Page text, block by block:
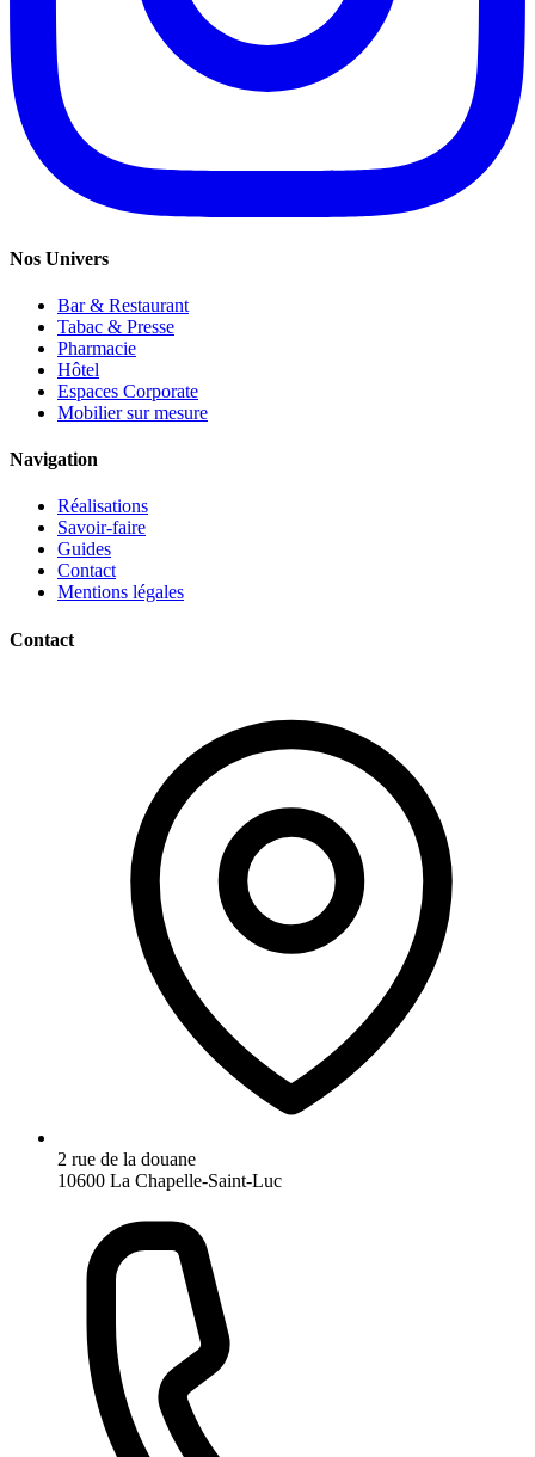
Nos Univers
Bar & Restaurant
Tabac & Presse
Pharmacie
Hôtel
Espaces Corporate
Mobilier sur mesure
Navigation
Réalisations
Savoir-faire
Guides
Contact
Mentions légales
Contact
2 rue de la douane
10600 La Chapelle-Saint-Luc